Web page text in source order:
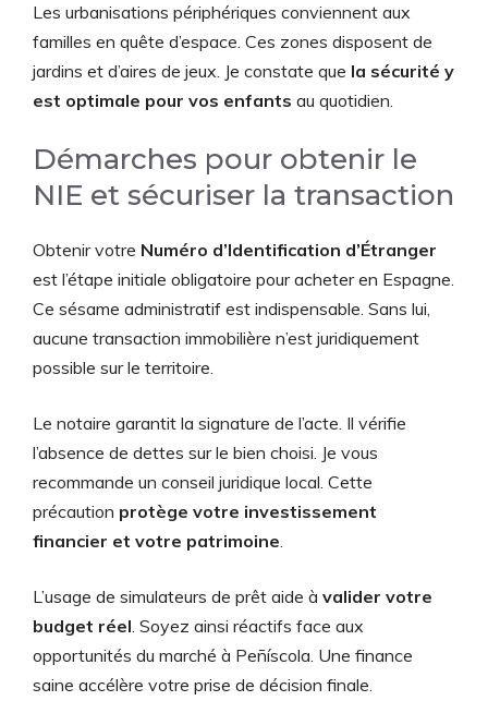
Les urbanisations périphériques conviennent aux
familles en quête d’espace. Ces zones disposent de
jardins et d’aires de jeux. Je constate que la sécurité y
est optimale pour vos enfants au quotidien.
Démarches pour obtenir le
NIE et sécuriser la transaction
Obtenir votre Numéro d’Identification d’Étranger
est l’étape initiale obligatoire pour acheter en Espagne.
Ce sésame administratif est indispensable. Sans lui,
aucune transaction immobilière n’est juridiquement
possible sur le territoire.
Le notaire garantit la signature de l’acte. Il vérifie
l’absence de dettes sur le bien choisi. Je vous
recommande un conseil juridique local. Cette
précaution protège votre investissement
financier et votre patrimoine.
L’usage de simulateurs de prêt aide à valider votre
budget réel. Soyez ainsi réactifs face aux
opportunités du marché à Peñíscola. Une finance
saine accélère votre prise de décision finale.